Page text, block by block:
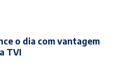
o dia com vantagem
TVI